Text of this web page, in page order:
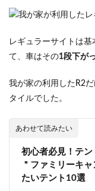
レギュラーサイトは
て、車はその1段下が
我が家の利用したR2
タイルでした。
あわせて読みたい
初心者必見！テ
＂ファミリーキ
たいテント10選